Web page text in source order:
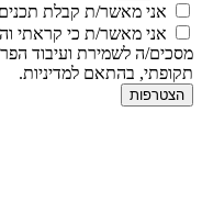
אני מאשר/ת קבלת
אני מאשר/ת כי קראתי
מסכים/ה לשמירת ועיבוד
תקופתי, בהתאם למדיניות.
הצטרפות